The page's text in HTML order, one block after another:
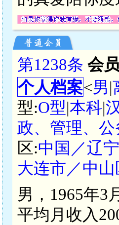
第1238条 会
个人档案<男|
型:O型|本科|
政、管理、
区:中国／辽
大连市／中山
男，1965年3
平均月收入